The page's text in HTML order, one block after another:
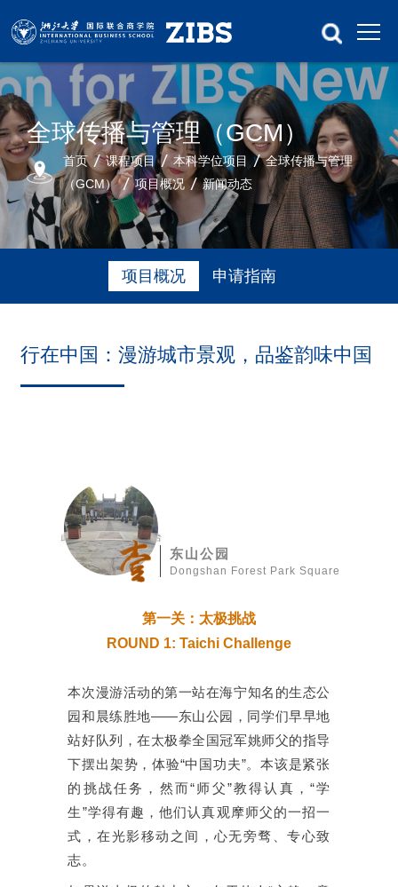
全球传播与管理（GCM）
首页 课程项目 本科学位项目
全球传播与管理
（GCM）
项目概况 新闻动态
项目概况 申请指南
行在中国：漫游城市景观，品鉴韵味中国
东山公园
Dongshan Forest Park Square
第一关：太极挑战
ROUND 1: Taichi Challenge
本次漫游活动的第一站在海宁知名的生态公
园和晨练胜地——东山公园，同学们早早地
站好队列，在太极拳全国冠军姚师父的指导
下摆出架势，体验“中国功夫”。本该是紧张
的挑战任务，然而“师父”教得认真，“学
生”学得有趣，他们认真观摩师父的一招一
式，在光影移动之间，心无旁骛、专心致
志。